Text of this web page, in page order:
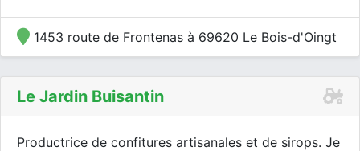
1453 route de Frontenas à 69620 Le Bois-d'Oingt
Le Jardin Buisantin
Productrice de confitures artisanales et de sirops. Je